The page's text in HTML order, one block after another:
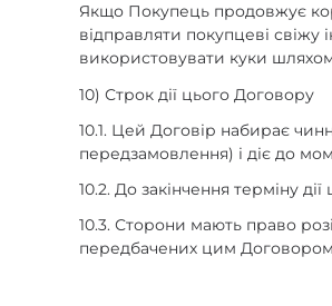
Якщо Покупець продовжує
відправляти покупцеві
використовувати куки
10) Строк дії цього Договору
10.1. Цей Договір набирає
передзамовлення) і діє до
10.2. До закінчення терміну
10.3. Сторони мають право
передбачених цим